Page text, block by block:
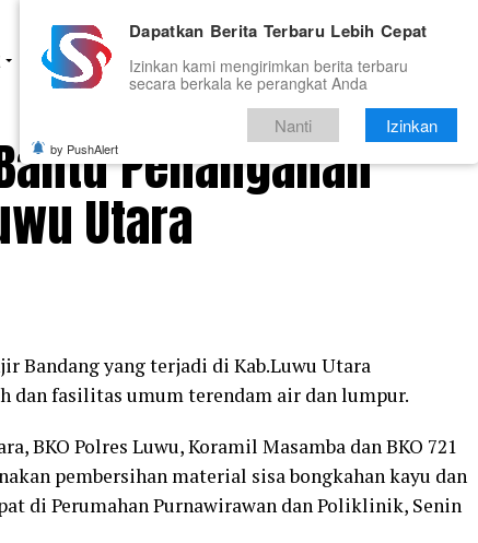
HUKUM PENDIDIKAN OLAHRAGA OPINI TNI DAN
Penanganan
Utara
Bandang yang terjadi di Kab.Luwu Utara
dan fasilitas umum terendam air dan lumpur.
BKO Polres Luwu, Koramil Masamba dan BKO 721
pembersihan material sisa bongkahan kayu dan
di Perumahan Purnawirawan dan Poliklinik, Senin
Dapatkan Berita Terbaru Lebih Cepat
Izinkan kami mengirimkan berita terbaru
secara berkala ke perangkat Anda
Nanti Izinkan
by PushAlert